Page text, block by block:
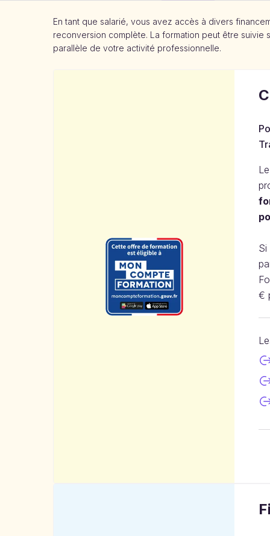
En tant que salarié, vous avez accès à divers
reconversion complète. La formation peut être
parallèle de votre activité professionnelle.
€